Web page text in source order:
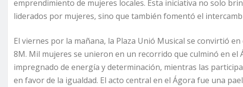
emprendimiento de mujeres locales. Esta iniciativa no solo
liderados por mujeres, sino que también fomentó el
El viernes por la mañana, la Plaza Unió Musical se convirtió
8M. Mil mujeres se unieron en un recorrido que culminó en el
impregnado de energía y determinación, mientras las
en favor de la igualdad. El acto central en el Ágora fue una